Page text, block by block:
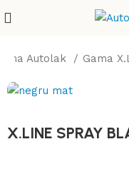
Autolak Gama
X.LINE SPRAY